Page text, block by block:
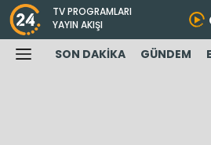
TV PROGRAMLARI
YAYIN AKIŞI
SON DAKİKA GÜNDEM